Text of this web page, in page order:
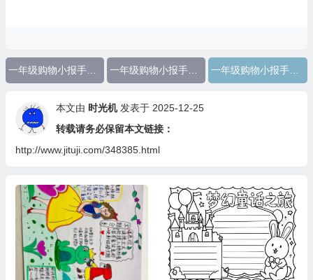
一年级购物小报手抄报数学
本文由 时光机发表于 2025-12-25
转载请务必保留本文链接：
http://www.jituji.com/348385.html